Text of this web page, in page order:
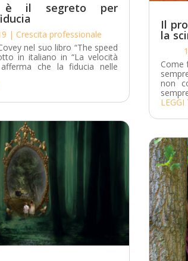
è il segreto per
| Crescita professionale
nel suo libro “The speed
in italiano in “La velocità
afferma che la fiducia nelle
Il
la
Come
non